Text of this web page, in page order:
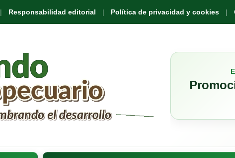
Responsabilidad editorial Política de privacidad y cookies